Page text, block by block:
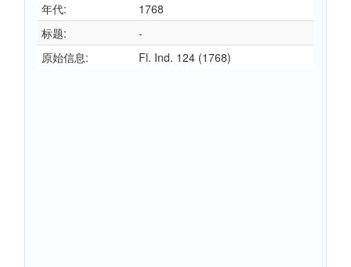
年代:
1768
标题:
-
原始信息:
Fl. Ind. 124 (1768)